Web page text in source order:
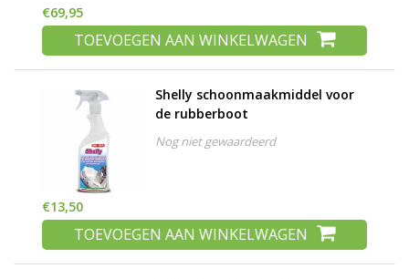
€69,95
TOEVOEGEN AAN WINKELWAGEN
Shelly schoonmaakmiddel voor
de rubberboot
Nog niet gewaardeerd
€13,50
TOEVOEGEN AAN WINKELWAGEN